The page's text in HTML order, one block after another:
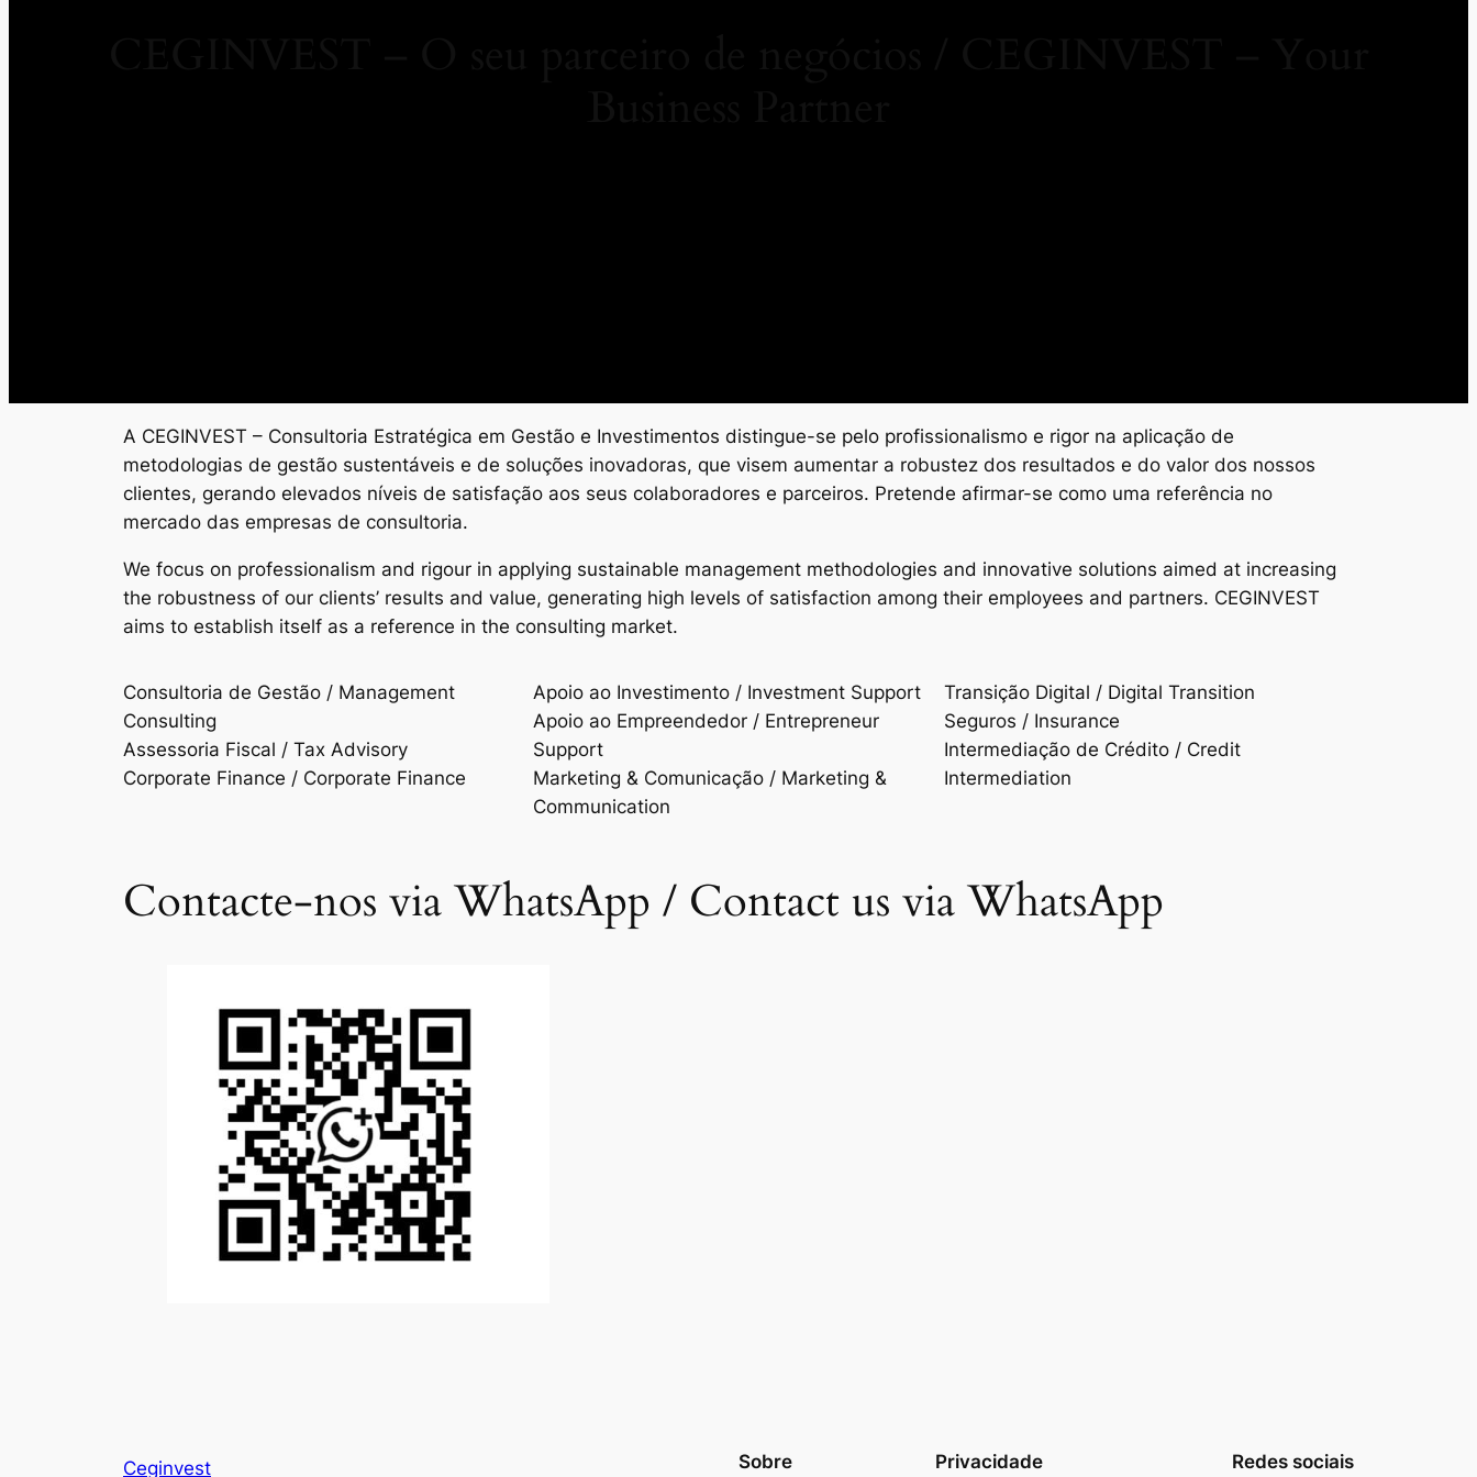
A CEGINVEST – Consultoria Estratégica em Gestão e Investimentos distingue-se pelo profissionalismo e rigor na aplicação de
metodologias de gestão sustentáveis e de soluções inovadoras, que visem aumentar a robustez dos resultados e do valor dos nossos
clientes, gerando elevados níveis de satisfação aos seus colaboradores e parceiros. Pretende afirmar-se como uma referência no
mercado das empresas de consultoria.
We focus on professionalism and rigour in applying sustainable management methodologies and innovative solutions aimed at increasing
the robustness of our clients’ results and value, generating high levels of satisfaction among their employees and partners. CEGINVEST
aims to establish itself as a reference in the consulting market.
Consultoria de Gestão / Management
Consulting
Assessoria Fiscal / Tax Advisory
Corporate Finance / Corporate Finance
Apoio ao Investimento / Investment Support
Apoio ao Empreendedor / Entrepreneur
Support
Marketing & Comunicação / Marketing &
Communication
Transição Digital / Digital Transition
Seguros / Insurance
Intermediação de Crédito / Credit
Intermediation
Contacte-nos via WhatsApp / Contact us via WhatsApp
Ceginvest Sobre Privacidade Redes sociais